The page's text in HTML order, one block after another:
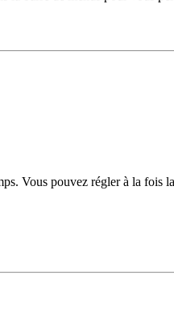
Vous pouvez régler à la fois